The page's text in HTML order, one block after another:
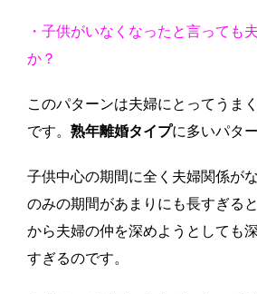
・子供がいなくなったと言っても
か？
このパターンは夫婦にとってうま
です。 熟年離婚タイプに多いパタ
子供中心の期間に全く夫婦関係が
のみの期間があまりにも長すぎる
から夫婦の仲を深めようとしても
すぎるのです。